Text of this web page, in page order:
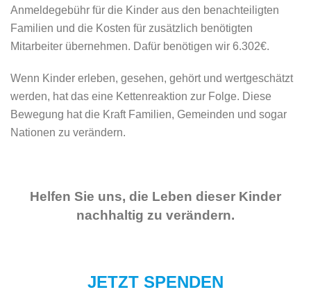
Anmeldegebühr für die Kinder aus den benachteiligten
Familien und die Kosten für zusätzlich benötigten
Mitarbeiter übernehmen. Dafür benötigen wir 6.302€.
Wenn Kinder erleben, gesehen, gehört und wertgeschätzt
werden, hat das eine Kettenreaktion zur Folge. Diese
Bewegung hat die Kraft Familien, Gemeinden und sogar
Nationen zu verändern.
Helfen Sie uns, die Leben dieser Kinder
nachhaltig zu verändern.
JETZT SPENDEN